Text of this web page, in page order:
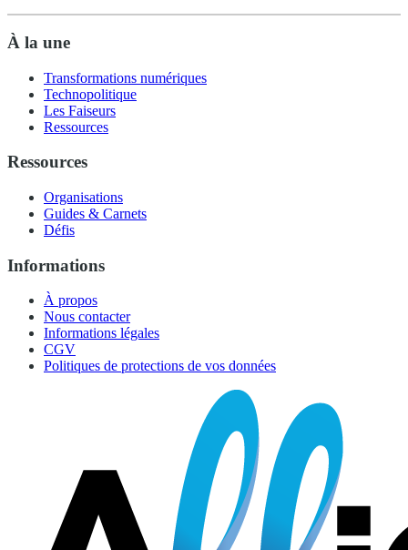
À la une
Transformations numériques
Technopolitique
Les Faiseurs
Ressources
Ressources
Organisations
Guides & Carnets
Défis
Informations
À propos
Nous contacter
Informations légales
CGV
Politiques de protections de vos données